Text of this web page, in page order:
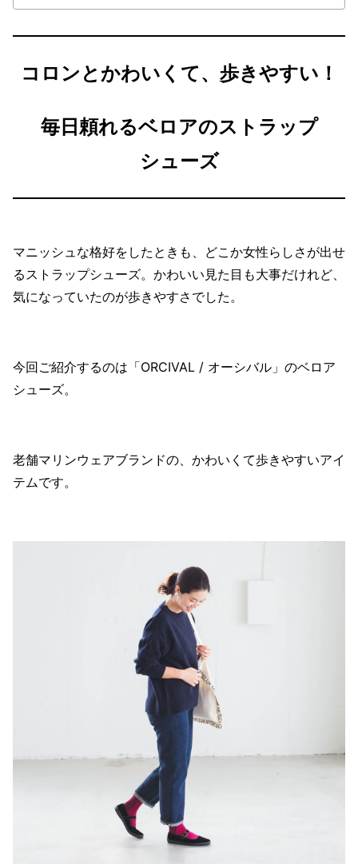
コロンとかわいくて、歩きやすい！
毎日頼れるベロアのストラップ
シューズ
マニッシュな格好をしたときも、どこか女性らしさが出せ
るストラップシューズ。かわいい見た目も大事だけれど、
気になっていたのが歩きやすさでした。
今回ご紹介するのは「ORCIVAL / オーシバル」のベロア
シューズ。
老舗マリンウェアブランドの、かわいくて歩きやすいアイ
テムです。